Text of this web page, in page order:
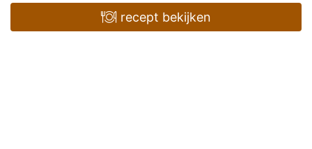
recept bekijken